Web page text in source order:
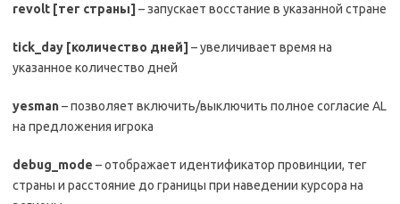
revolt [тег страны] – запускает восстание в указанной стране
tick day [количество дней] – увеличивает время на
указанное количество дней
yesman– позволяет включить/выключить полное согласие AL
на предложения игрока
debug mode – отображает идентификатор провинции, тег
страны и расстояние до границы при наведении курсора на